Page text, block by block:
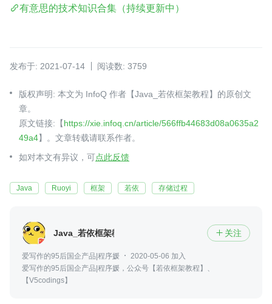
有意思的技术知识合集（持续更新中）
发布于: 2021-07-14 阅读数: 3759
版权声明: 本文为 InfoQ 作者【Java_若依框架教程】的原创文
章。
原文链接:【https://xie.infoq.cn/article/566ffb44683d08a0635a2
49a4】。文章转载请联系作者。
如对本文有异议，可点此反馈
Java Ruoyi 框架 若依 存储过程
Java_若依框架教程  关注
爱写作的95后国企产品|程序媛
2020-05-06 加入
爱写作的95后国企产品|程序媛，公众号【若依框架教程】、
【V5codings】